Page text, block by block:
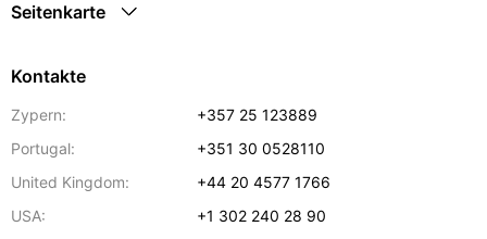
Seitenkarte
Kontakte
Zypern:
+357 25 123889
Portugal:
+351 30 0528110
United Kingdom:
+44 20 4577 1766
USA:
+1 302 240 28 90